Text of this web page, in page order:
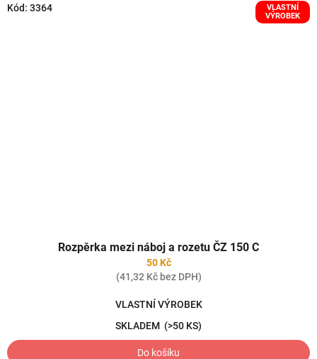
VLASTNÍ
VÝROBEK
Rozpěrka mezi náboj a rozetu ČZ 150 C
50 Kč
(41,32 Kč bez DPH)
VLASTNÍ VÝROBEK
SKLADEM (>50 KS)
Do košíku
Kód: 3364